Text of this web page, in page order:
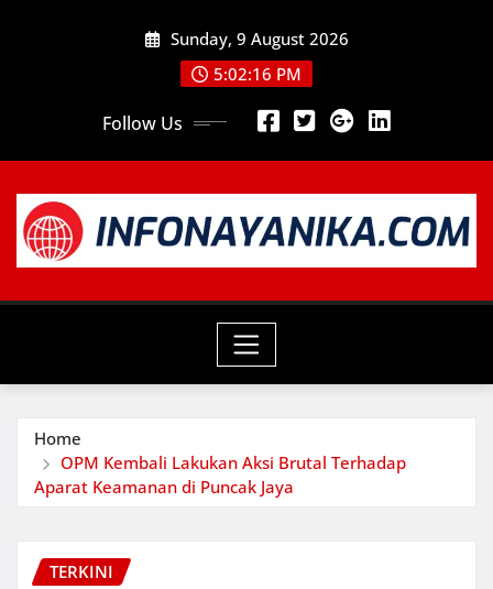
Sunday, 9 August 2026
5:02:17 PM
Follow Us
Home
OPM Kembali Lakukan Aksi Brutal Terhadap
Aparat Keamanan di Puncak Jaya
TERKINI